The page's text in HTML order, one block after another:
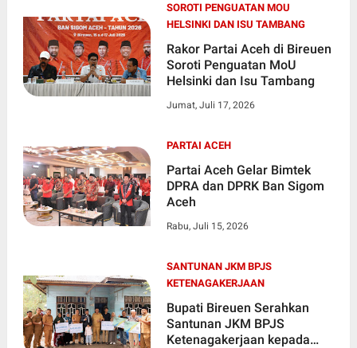
SOROTI PENGUATAN MOU
HELSINKI DAN ISU TAMBANG
Rakor Partai Aceh di Bireuen
Soroti Penguatan MoU
Helsinki dan Isu Tambang
Jumat, Juli 17, 2026
PARTAI ACEH
Partai Aceh Gelar Bimtek
DPRA dan DPRK Ban Sigom
Aceh
Rabu, Juli 15, 2026
SANTUNAN JKM BPJS
KETENAGAKERJAAN
Bupati Bireuen Serahkan
Santunan JKM BPJS
Ketenagakerjaan kepada